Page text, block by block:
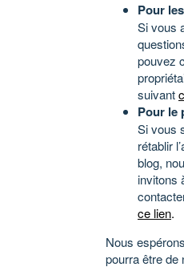
Pour
Si vous
pouvez
suivant
Pour le
Si vous
rétablir
blog,
invitons
ce lien.
Nous
pourra être de